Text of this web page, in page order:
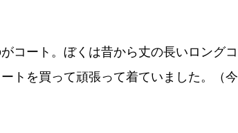
コート。ぼくは昔から丈の長いロングコ
トを買って頑張って着ていました。（今